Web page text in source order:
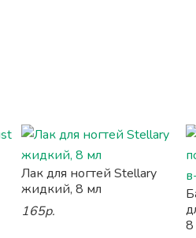
Лак для ногтей Stellary
жидкий, 8 мл
165р.
8